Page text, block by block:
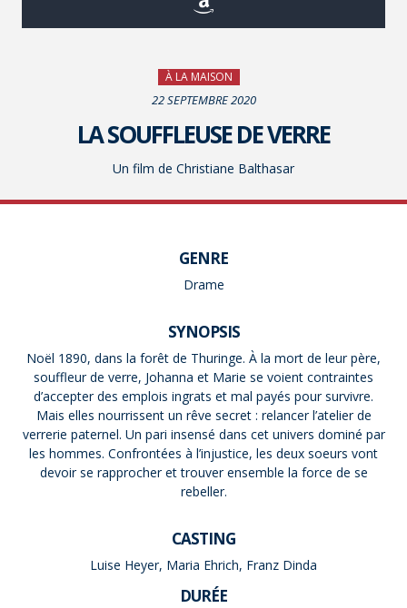
À LA MAISON
22 SEPTEMBRE 2020
LA SOUFFLEUSE DE VERRE
Un film de Christiane Balthasar
GENRE
Drame
SYNOPSIS
Noël 1890, dans la forêt de Thuringe. À la mort de leur père,
souffleur de verre, Johanna et Marie se voient contraintes
d’accepter des emplois ingrats et mal payés pour survivre.
Mais elles nourrissent un rêve secret : relancer l’atelier de
verrerie paternel. Un pari insensé dans cet univers dominé par
les hommes. Confrontées à l’injustice, les deux soeurs vont
devoir se rapprocher et trouver ensemble la force de se
rebeller.
CASTING
Luise Heyer, Maria Ehrich, Franz Dinda
DURÉE